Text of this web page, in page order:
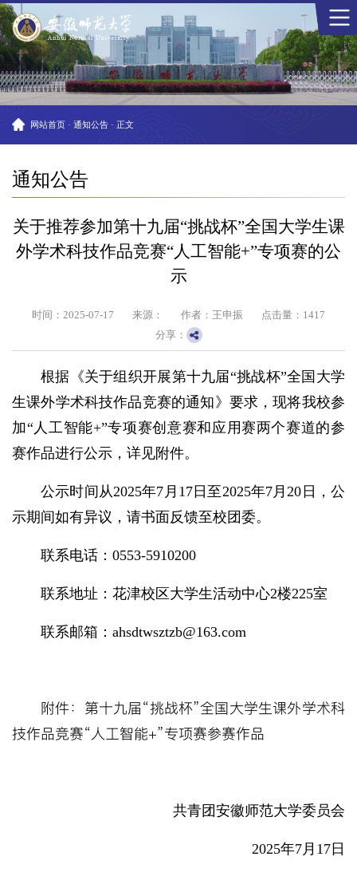
网站首页 · 通知公告 · 正文
通知公告
关于推荐参加第十九届“挑战杯”全国大学生课
外学术科技作品竞赛“人工智能+”专项赛的公
示
时间：2025-07-17 来源： 作者：王申振 点击量： 1417
分享：
根据《关于组织开展第十九届“挑战杯”全国大学
生课外学术科技作品竞赛的通知》要求，现将我校参
加“人工智能+”专项赛创意赛和应用赛两个赛道的参
赛作品进行公示，详见附件。
公示时间从2025年7月17日至2025年7月20日，公
示期间如有异议，请书面反馈至校团委。
联系电话：0553-5910200
联系地址：花津校区大学生活动中心2楼225室
联系邮箱：ahsdtwsztzb@163.com
附件：第十九届“挑战杯”全国大学生课外学术科
技作品竞赛“人工智能+”专项赛参赛作品
共青团安徽师范大学委员会
2025年7月17日